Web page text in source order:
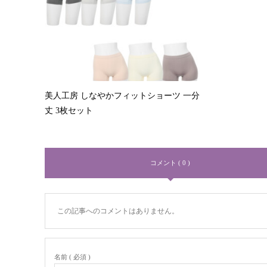
美人工房 しなやかフィットショーツ 一分
丈 3枚セット
コメント ( 0 )
この記事へのコメントはありません。
名前 ( 必須 )